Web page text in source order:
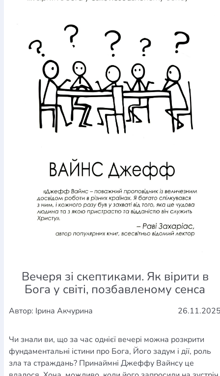
Вечеря зі скептиками. Як вірити в
Бога у світі, позбавленому сенса
Автор: Ірина Акчурина
Чи знали ви, що за час однієї вечері можна розкрити
фундаментальні істини про Бога, Його задум і дії, роль
зла та страждань? Принаймні Джеффу Вайнсу це